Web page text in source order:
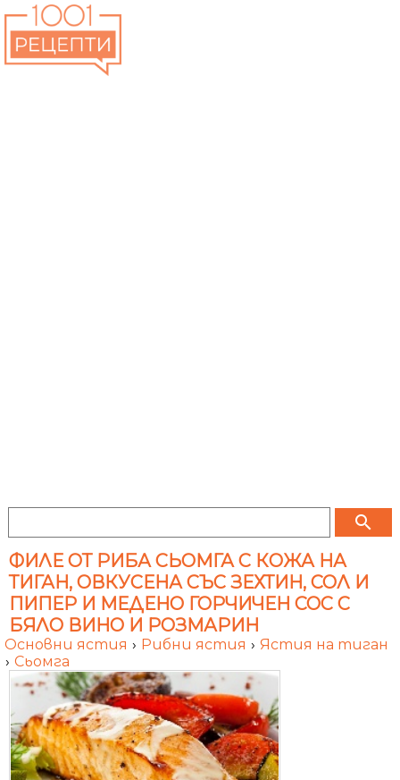
search
ФИЛЕ ОТ РИБА СЬОМГА С КОЖА НА
ТИГАН, ОВКУСЕНА СЪС ЗЕХТИН, СОЛ И
ПИПЕР И МЕДЕНО ГОРЧИЧЕН СОС С
БЯЛО ВИНО И РОЗМАРИН
Основни ястия › Рибни ястия › Ястия на тиган
› Сьомга